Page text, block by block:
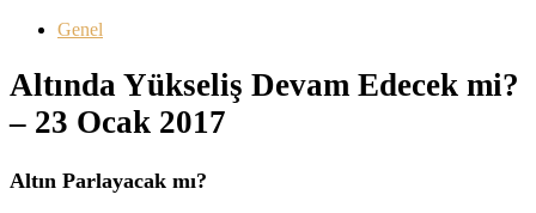
Genel
Altında Yükseliş Devam Edecek mi?
– 23 Ocak 2017
Altın Parlayacak mı?